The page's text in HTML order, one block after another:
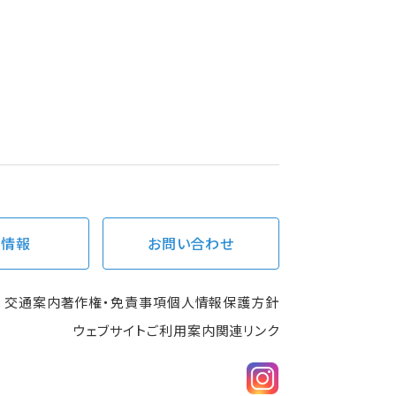
報 お問い合わせ
交通案内著作権・免責事項個人情報保護方針
ウェブサイトご利用案内関連リンク